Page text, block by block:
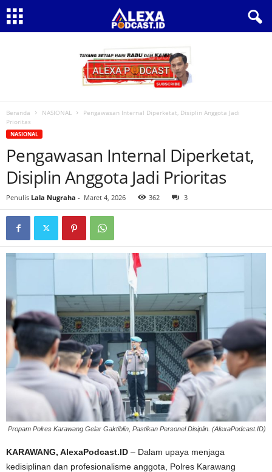
Beranda NASIONAL
Pengawasan Internal Diperketat, Disiplin Anggota Jadi
Prioritas
NASIONAL
Pengawasan Internal Diperketat,
Disiplin Anggota Jadi Prioritas
Penulis Lala Nugraha - Maret 4, 2026 362 3
Propam Polres Karawang Gelar Gaktiblin, Pastikan Personel Disiplin. (AlexaPodcast.ID)
KARAWANG, AlexaPodcast.ID – Dalam upaya menjaga
kedisiplinan dan profesionalisme anggota, Polres Karawang